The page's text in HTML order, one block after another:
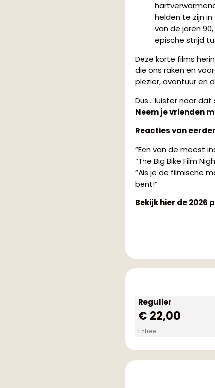
helden te zijn
van de jaren
epische strijd
Deze korte films
die ons raken en
plezier, avontuur en
Dus… luister naar
Neem je vrienden
Reacties van
“Een van de meest
“The Big Bike Film
“Als je de filmische
bent!”
Bekijk hier de 2026
Regulier
€ 22,00
Entree